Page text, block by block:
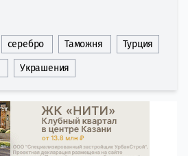
серебро Таможня Турция
Украшения